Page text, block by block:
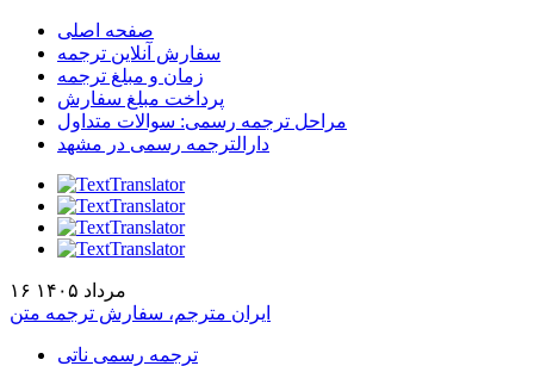
صفحه اصلی
سفارش آنلاین ترجمه
زمان و مبلغ ترجمه
پرداخت مبلغ سفارش
مراحل ترجمه رسمی: سوالات متداول
دارالترجمه رسمی در مشهد
۱۶ مرداد ۱۴۰۵
ایران مترجم، سفارش ترجمه متن
ترجمه رسمی ناتی